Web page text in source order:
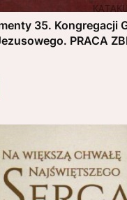
35. Kongregacji
PRACA